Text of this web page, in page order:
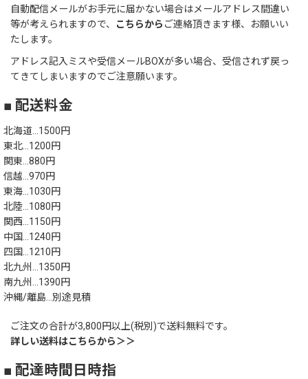
自動配信メールがお手元に届かない場合はメールアドレス間違い
等が考えられますので、
こちらから ご連絡頂きます様、お願いい
たします。
アドレス記入ミスや受信メールBOXが多い場合、受信されず戻っ
てきてしまいますのでご注意願います。
■ 配送料金
北海道…1500円
東北…1200円
関東…880円
信越…970円
東海…1030円
北陸…1080円
関西…1150円
中国…1240円
四国…1210円
北九州…1350円
南九州…1390円
沖縄/離島…別途見積
ご注文の合計が3,800円以上(税別)で送料無料です。
詳しい送料はこちらから＞＞
■ 配達時間日時指